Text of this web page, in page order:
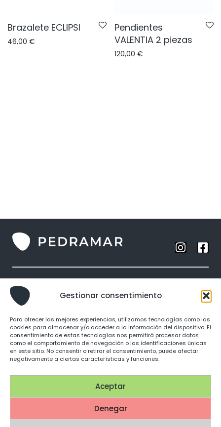
Gestionar consentimiento
Para ofrecer las mejores experiencias, utilizamos tecnologías como las
cookies para almacenar y/o acceder a la información del dispositivo. El
consentimiento de estas tecnologías nos permitirá procesar datos
como el comportamiento de navegación o las identificaciones únicas
en este sitio. No consentir o retirar el consentimiento, puede afectar
negativamente a ciertas características y funciones.
Aceptar
Denegar
Brazalete ECLIPSI
46,00 €
Pendientes
VALENTIA 2 piezas
120,00 €
Anillos
Collares
Pendientes
Identidad
Punto de venta
Condiciones de Compra